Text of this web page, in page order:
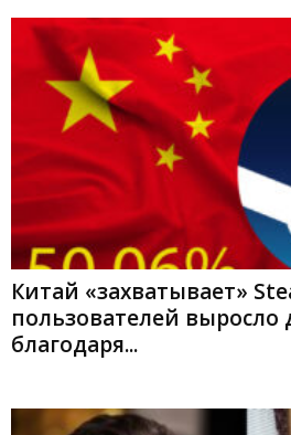
Китай «захватывает»
пользователей выросло
благодаря...